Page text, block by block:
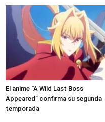
El anime “A Wild Last Boss
Appeared” confirma su segunda
temporada